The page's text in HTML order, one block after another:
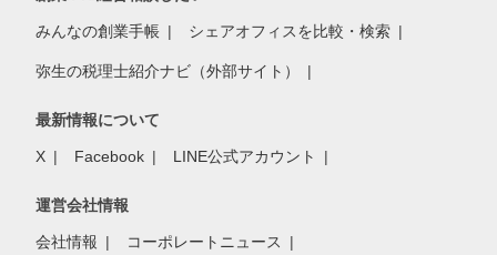
みんなの創業手帳 シェアオフィスを比較・検索
弥生の税理士紹介ナビ（外部サイト）
最新情報について
X Facebook LINE公式アカウント
運営会社情報
会社情報 コーポレートニュース